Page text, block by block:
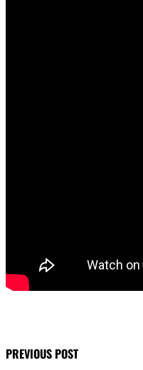
PREVIOUS POST